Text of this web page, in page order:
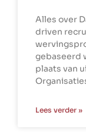
Alles over
driven
gebaseerd
plaats van
Lees verder »